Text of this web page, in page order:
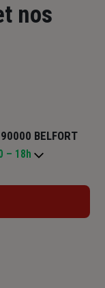
nos
BELFORT
Ouvert 09h – 12h30 / 13h30 – 18h